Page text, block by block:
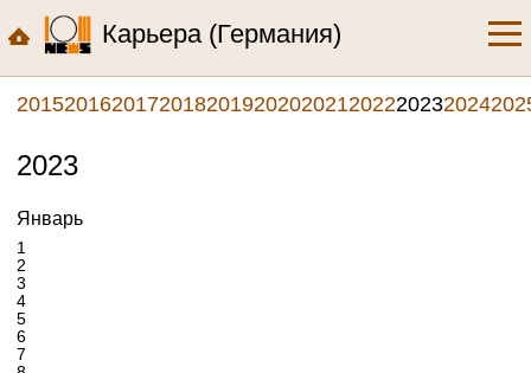
Карьера (Германия)
2015201620172018201920202021202220232024
2023
Январь
1
2
3
4
5
6
7